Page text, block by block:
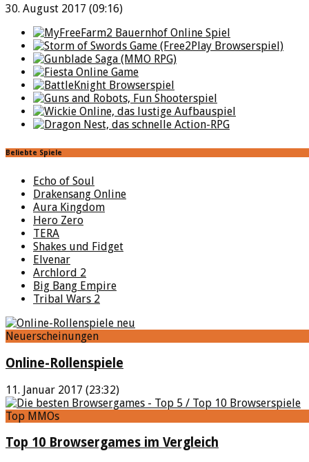
30. August 2017 (09:16)
Beliebte Spiele
Echo of Soul
Drakensang Online
Aura Kingdom
Hero Zero
TERA
Shakes und Fidget
Elvenar
Archlord 2
Big Bang Empire
Tribal Wars 2
Neuerscheinungen
Online-Rollenspiele
11. Januar 2017 (23:32)
Top MMOs
Top 10 Browsergames im Vergleich